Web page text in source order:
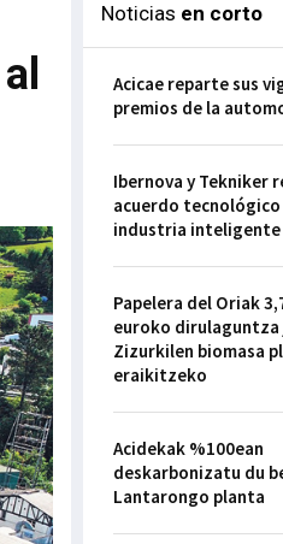
Noticias en corto
Acicae reparte sus
premios de la
Ibernova y Tekniker
acuerdo tecnológico
industria inteligente
Papelera del Oriak
euroko dirulaguntza
Zizurkilen biomasa
eraikitzeko
Acidekak %100ean
deskarbonizatu du
Lantarongo planta